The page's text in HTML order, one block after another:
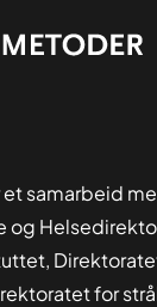
samarbeid
og
for